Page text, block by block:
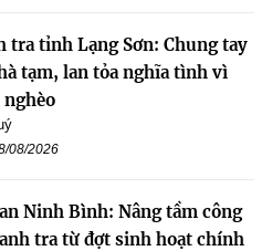
tra tỉnh Lạng Sơn: Chung tay
tạm, lan tỏa nghĩa tình vì
08/2026
Ninh Bình: Nâng tầm công
tra từ đợt sinh hoạt chính